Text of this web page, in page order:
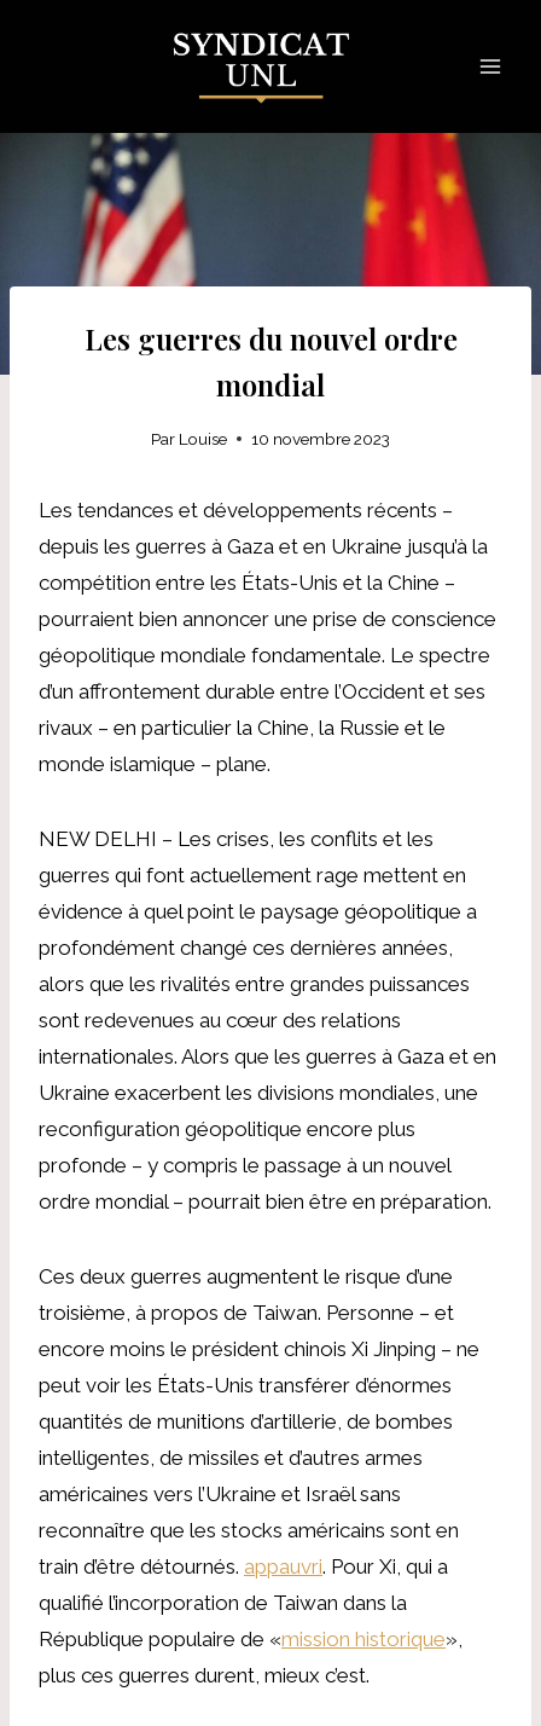
Les guerres du nouvel ordre
mondial
Par Louise 10 novembre 2023
Les tendances et développements récents –
depuis les guerres à Gaza et en Ukraine jusqu’à la
compétition entre les États-Unis et la Chine –
pourraient bien annoncer une prise de conscience
géopolitique mondiale fondamentale. Le spectre
d’un affrontement durable entre l’Occident et ses
rivaux – en particulier la Chine, la Russie et le
monde islamique – plane.
NEW DELHI – Les crises, les conflits et les
guerres qui font actuellement rage mettent en
évidence à quel point le paysage géopolitique a
profondément changé ces dernières années,
alors que les rivalités entre grandes puissances
sont redevenues au cœur des relations
internationales. Alors que les guerres à Gaza et en
Ukraine exacerbent les divisions mondiales, une
reconfiguration géopolitique encore plus
profonde – y compris le passage à un nouvel
ordre mondial – pourrait bien être en préparation.
Ces deux guerres augmentent le risque d’une
troisième, à propos de Taiwan. Personne – et
encore moins le président chinois Xi Jinping – ne
peut voir les États-Unis transférer d’énormes
quantités de munitions d’artillerie, de bombes
intelligentes, de missiles et d’autres armes
américaines vers l’Ukraine et Israël sans
reconnaître que les stocks américains sont en
train d’être détournés. appauvri. Pour Xi, qui a
qualifié l’incorporation de Taiwan dans la
République populaire de «mission historique»,
plus ces guerres durent, mieux c’est.